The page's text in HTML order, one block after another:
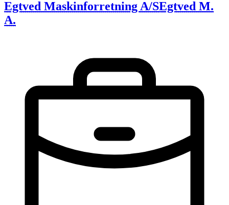
Egtved Maskinforretning A/SEgtved M.
A.